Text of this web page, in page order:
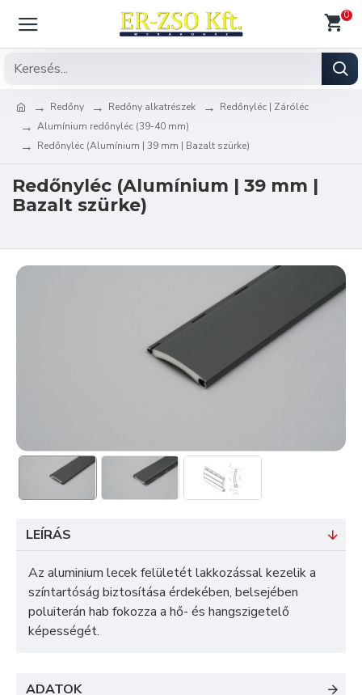
0
Redőny Redőny alkatrészek
Redőnyléc | Záróléc
Alumínium redőnyléc (39-40 mm)
Redőnyléc (Alumínium | 39 mm | Bazalt szürke)
Redőnyléc (Alumínium | 39 mm |
Bazalt szürke)
LEÍRÁS
Az aluminium lecek felületét lakkozással kezelik a
színtartóság biztosítása érdekében, belsejében
poluiterán hab fokozza a hő- és hangszigetelő
képességét.
ADATOK